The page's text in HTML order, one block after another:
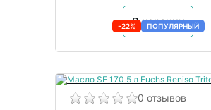
В корзину
-22% ПОПУЛЯРНЫЙ
0 отзывов